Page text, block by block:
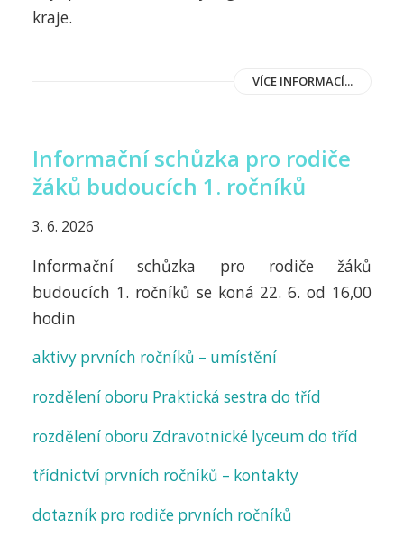
kraje.
VÍCE INFORMACÍ...
Informační schůzka pro rodiče
žáků budoucích 1. ročníků
3. 6. 2026
Informační schůzka pro rodiče žáků
budoucích 1. ročníků se koná 22. 6. od 16,00
hodin
aktivy prvních ročníků – umístění
rozdělení oboru Praktická sestra do tříd
rozdělení oboru Zdravotnické lyceum do tříd
třídnictví prvních ročníků – kontakty
dotazník pro rodiče prvních ročníků